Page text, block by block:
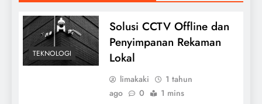
TEKNOLOGI
Solusi CCTV Offline dan
Penyimpanan Rekaman
Lokal
limakaki
1 tahun
ago
0 1 mins